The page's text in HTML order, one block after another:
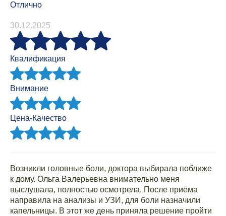
Отлично
30.12.2025
Квалификация
Внимание
Цена-Качество
Возникли головные боли, доктора выбирала поближе
к дому. Ольга Валерьевна внимательно меня
выслушала, полностью осмотрела. После приёма
направила на анализы и УЗИ, для боли назначили
капельницы. В этот же день приняла решение пройти